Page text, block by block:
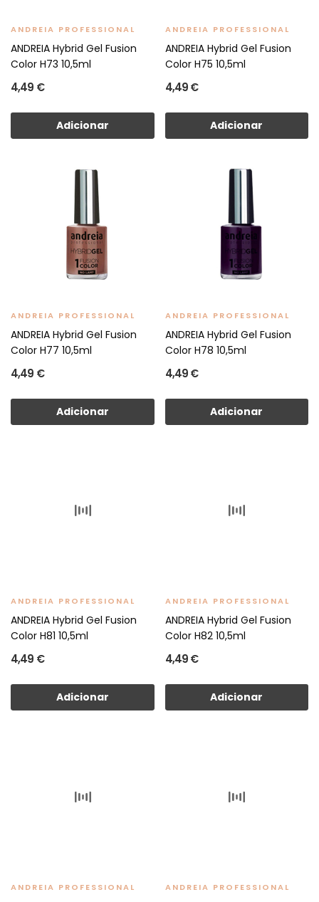
ANDREIA PROFESSIONAL
ANDREIA Hybrid Gel Fusion
Color H73 10,5ml
4,49 €
Adicionar
ANDREIA PROFESSIONAL
ANDREIA Hybrid Gel Fusion
Color H75 10,5ml
4,49 €
Adicionar
ANDREIA PROFESSIONAL
ANDREIA Hybrid Gel Fusion
Color H77 10,5ml
4,49 €
Adicionar
ANDREIA PROFESSIONAL
ANDREIA Hybrid Gel Fusion
Color H78 10,5ml
4,49 €
Adicionar
ANDREIA PROFESSIONAL
ANDREIA Hybrid Gel Fusion
Color H81 10,5ml
4,49 €
Adicionar
ANDREIA PROFESSIONAL
ANDREIA Hybrid Gel Fusion
Color H82 10,5ml
4,49 €
Adicionar
ANDREIA PROFESSIONAL ANDREIA PROFESSIONAL